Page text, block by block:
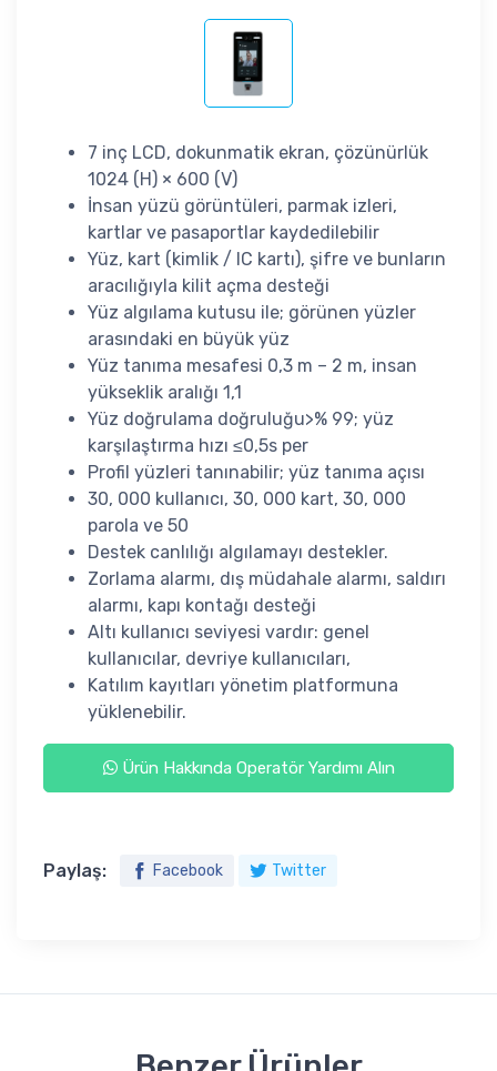
7 inç LCD, dokunmatik ekran, çözünürlük
1024 (H) × 600 (V)
İnsan yüzü görüntüleri, parmak izleri,
kartlar ve pasaportlar kaydedilebilir
Yüz, kart (kimlik / IC kartı), şifre ve bunların
aracılığıyla kilit açma desteği
Yüz algılama kutusu ile; görünen yüzler
arasındaki en büyük yüz
Yüz tanıma mesafesi 0,3 m – 2 m, insan
yükseklik aralığı 1,1
Yüz doğrulama doğruluğu>% 99; yüz
karşılaştırma hızı ≤0,5s per
Profil yüzleri tanınabilir; yüz tanıma açısı
30, 000 kullanıcı, 30, 000 kart, 30, 000
parola ve 50
Destek canlılığı algılamayı destekler.
Zorlama alarmı, dış müdahale alarmı, saldırı
alarmı, kapı kontağı desteği
Altı kullanıcı seviyesi vardır: genel
kullanıcılar, devriye kullanıcıları,
Katılım kayıtları yönetim platformuna
yüklenebilir.
Ürün Hakkında Operatör Yardımı Alın
Paylaş: Facebook Twitter